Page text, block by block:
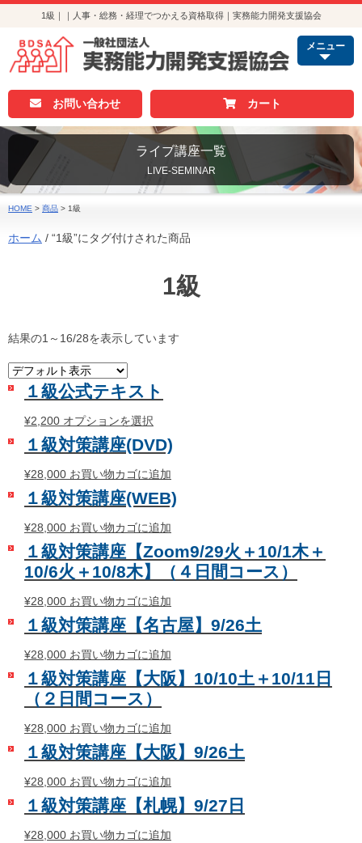
1級｜｜人事・総務・経理でつかえる資格取得｜実務能力開発支援協会
メニュー
お問い合わせ カート
ライブ講座一覧
LIVE-SEMINAR
HOME > 商品 > 1級
ホーム / “1級”にタグ付けされた商品
1級
結果の1～16/28を表示しています
１級公式テキスト
¥2,200 オプションを選択
商
品
に
は
数
バ
ー
シ
ョ
ン
あ
ま
す。
オ
プ
シ
ョ
ン
商
１級対策講座(DVD)
¥28,000 お買い物カゴに追加
１級対策講座(WEB)
¥28,000 お買い物カゴに追加
１級対策講座【Zoom9/29火＋10/1木＋
10/6火＋10/8木】（４日間コース）
¥28,000 お買い物カゴに追加
１級対策講座【名古屋】9/26土
¥28,000 お買い物カゴに追加
１級対策講座【大阪】10/10土＋10/11日
（２日間コース）
¥28,000 お買い物カゴに追加
１級対策講座【大阪】9/26土
¥28,000 お買い物カゴに追加
１級対策講座【札幌】9/27日
¥28,000 お買い物カゴに追加